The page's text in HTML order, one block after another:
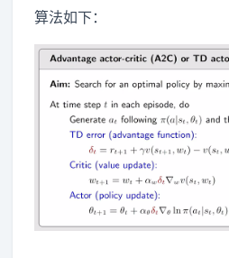
算法如下：